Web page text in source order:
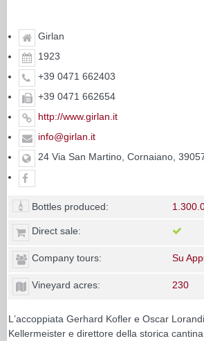
Girlan
1923
+39 0471 662403
+39 0471 662654
http://www.girlan.it
info@girlan.it
24 Via San Martino, Cornaiano,
Bottles produced:
Direct sale:
Company tours: Su
Vineyard acres: 230
Lʼaccoppiata Gerhard Kofler e Oscar
Kellermeister e direttore della storica